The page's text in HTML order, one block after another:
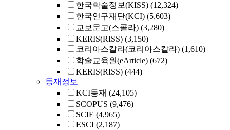
한국학술정보(KISS) (12,324)
한국연구재단(KCI) (5,603)
교보문고(스콜라) (3,280)
KERIS(RISS) (3,150)
코리아스칼라(코리아스칼라) (1,610)
학술교육원(eArticle) (672)
KERIS(RISS) (444)
등재정보
KCI등재 (24,105)
SCOPUS (9,476)
SCIE (4,965)
ESCI (2,187)